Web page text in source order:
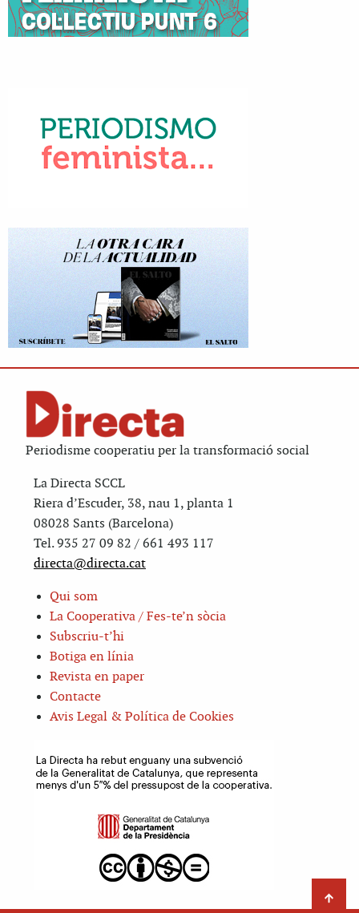
Periodisme cooperatiu per la transformació social
La Directa SCCL
Riera d’Escuder, 38, nau 1, planta 1
08028 Sants (Barcelona)
Tel. 935 27 09 82 / 661 493 117
directa@directa.cat
Qui som
La Cooperativa / Fes-te’n sòcia
Subscriu-t’hi
Botiga en línia
Revista en paper
Contacte
Avis Legal & Política de Cookies